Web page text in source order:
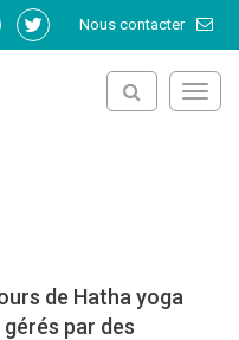
Nous contacter
Lien
de Hatha yoga
par des